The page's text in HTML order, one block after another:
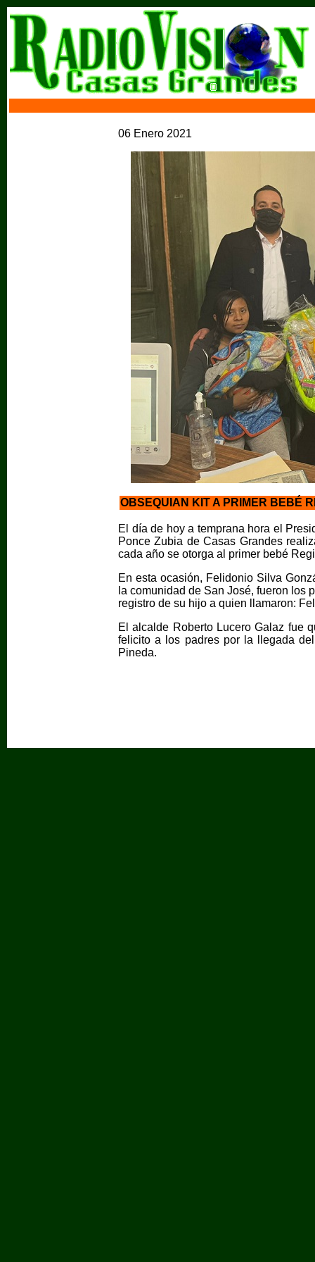
06 Enero 2021
OBSEQUIAN KIT A PRIMER BEBÉ
El día de hoy a temprana hora el
Ponce Zubia de Casas Grandes
cada año se otorga al primer bebé
En esta ocasión, Felidonio Silva
la comunidad de San José, fueron los
registro de su hijo a quien llamaron:
El alcalde Roberto Lucero Galaz fue
felicito a los padres por la llegada
Pineda.